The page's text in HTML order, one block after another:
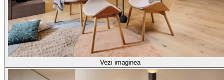
Vezi imaginea